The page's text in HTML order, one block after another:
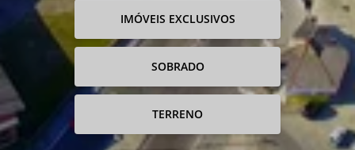
IMÓVEIS EXCLUSIVOS
SOBRADO
TERRENO